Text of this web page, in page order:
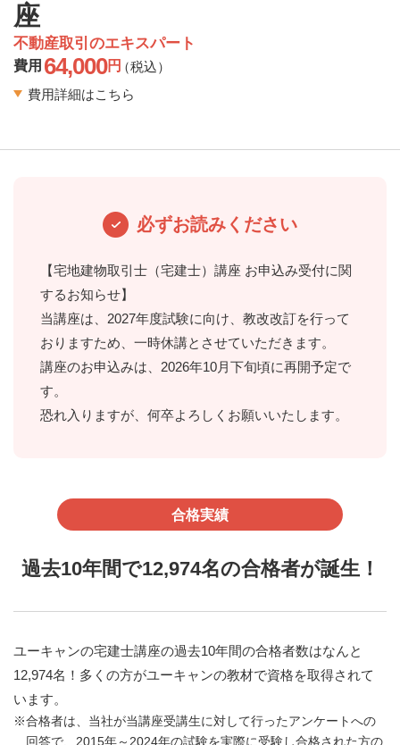
座
不動産取引のエキスパート
費用 64,000円（税込）
費用詳細はこちら
必ずお読みください
【宅地建物取引士（宅建士）講座 お申込み受付に関
するお知らせ】
当講座は、2027年度試験に向け、教改改訂を行って
おりますため、一時休講とさせていただきます。
講座のお申込みは、2026年10月下旬頃に再開予定で
す。
恐れ入りますが、何卒よろしくお願いいたします。
合格実績
過去10年間で12,974名の合格者が誕生！
ユーキャンの宅建士講座の過去10年間の合格者数はなんと
12,974名！多くの方がユーキャンの教材で資格を取得されて
います。
合格者は、当社が当講座受講生に対して行ったアンケートへの
回答で、2015年～2024年の試験を実際に受験し合格された方の